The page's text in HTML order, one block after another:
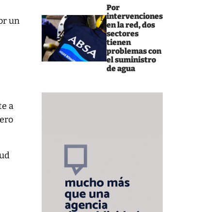
Por
intervenciones
en la red, dos
sectores
tienen
problemas con
el suministro
de agua
un
a